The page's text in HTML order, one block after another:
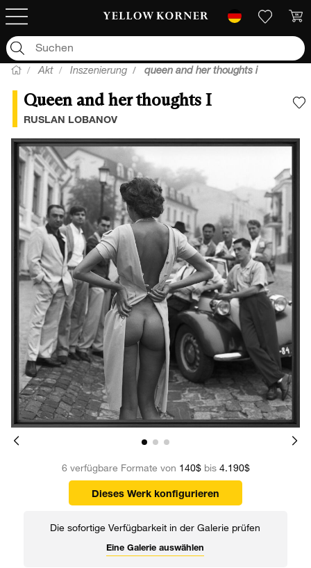
Akt Inszenierung queen and her thoughts i
Queen and her thoughts I
RUSLAN LOBANOV
6 verfügbare Formate von 140$bis 4.190$
Dieses Werk konfigurieren
Die sofortige Verfügbarkeit in der Galerie prüfen
Eine Galerie auswählen